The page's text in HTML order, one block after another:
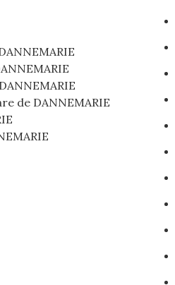
de DANNEMARIE